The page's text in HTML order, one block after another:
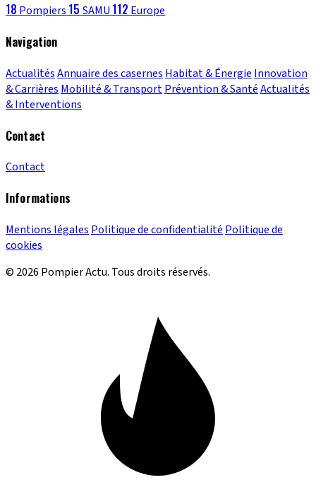
18 Pompiers 15 SAMU 112 Europe
Navigation
ActualitésAnnuaire des casernes Habitat & Énergie Innovation
& Carrières Mobilité & TransportPrévention & SantéActualités
& Interventions
Contact
Contact
Informations
Mentions légales Politique de confidentialité Politique de
cookies
© 2026 Pompier Actu. Tous droits réservés.